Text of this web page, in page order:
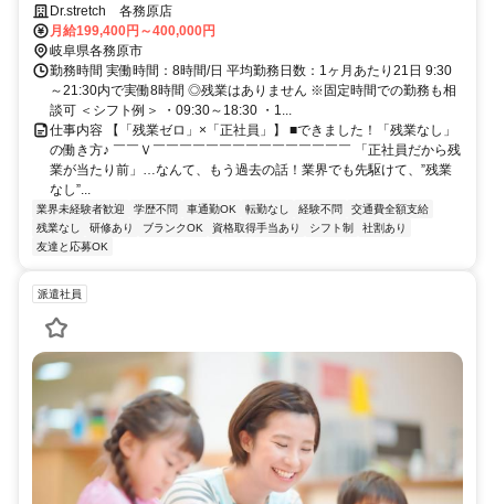
験98％｜2ヶ月の研修START！
Dr.stretch 各務原店
月給199,400円～400,000円
岐阜県各務原市
勤務時間 実働時間：8時間/日 平均勤務日数：1ヶ月あたり21日 9:30
～21:30内で実働8時間 ◎残業はありません ※固定時間での勤務も相
談可 ＜シフト例＞ ・09:30～18:30 ・1...
仕事内容 【「残業ゼロ」×「正社員」】 ■できました！「残業なし」
の働き方♪ ￣￣Ｖ￣￣￣￣￣￣￣￣￣￣￣￣￣￣￣ 「正社員だから残
業が当たり前」…なんて、もう過去の話！業界でも先駆けて、”残業
なし”...
業界未経験者歓迎 学歴不問 車通勤OK 転勤なし 経験不問
交通費全額支給
残業なし
研修あり ブランクOK 資格取得手当あり シフト制
社割あり
友達と応募OK
派遣社員